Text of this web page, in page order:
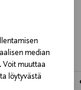
median
Voit muuttaa
löytyvästä